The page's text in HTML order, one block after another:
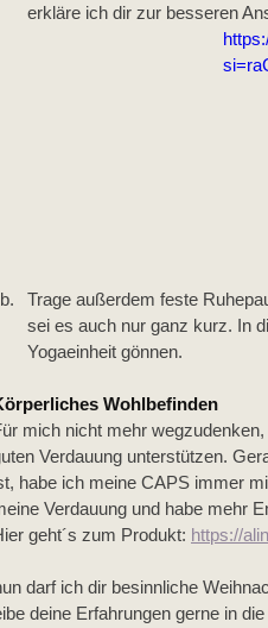
erkläre ich dir zur besseren
Trage außerdem feste
sei es auch nur ganz kurz. In
Yogaeinheit gönnen.
Wohlbefinden
mich nicht mehr
Verdauung unterstützen.
habe ich meine CAPS immer
Verdauung und habe mehr
geht´s zum Produkt: https://
darf ich dir besinnliche
deine Erfahrungen gerne in